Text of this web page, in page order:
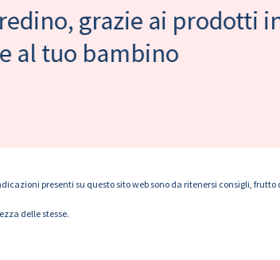
grazie ai prodotti
al tuo bambino
presenti su questo sito web sono da ritenersi consigli, frutto
delle stesse.